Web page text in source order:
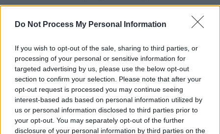
Do Not Process My Personal Information
If you wish to opt-out of the sale, sharing to third parties, or
processing of your personal or sensitive information for
targeted advertising by us, please use the below opt-out
section to confirm your selection. Please note that after your
opt-out request is processed you may continue seeing
interest-based ads based on personal information utilized by
us or personal information disclosed to third parties prior to
your opt-out. You may separately opt-out of the further
disclosure of your personal information by third parties on the